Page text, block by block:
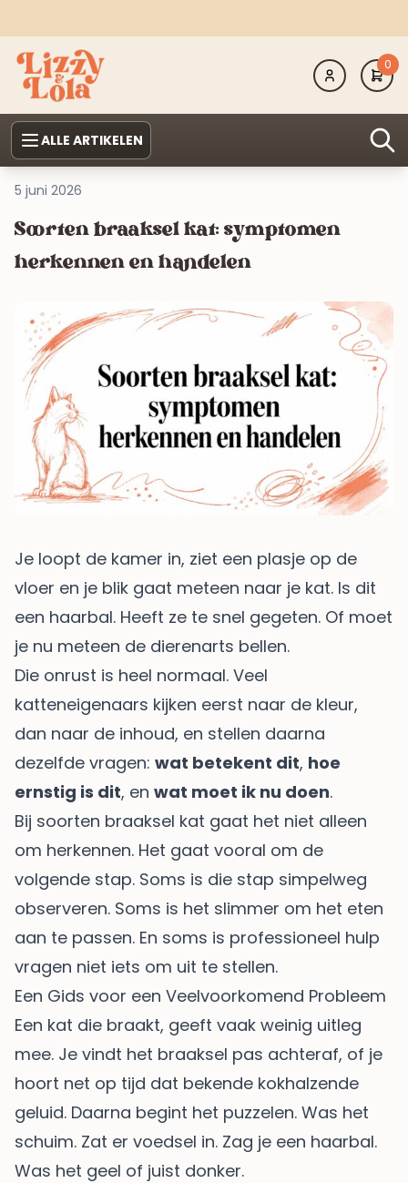
0
ALLE ARTIKELEN
5 juni 2026
Soorten braaksel kat: symptomen
herkennen en handelen
Je loopt de kamer in, ziet een plasje op de
vloer en je blik gaat meteen naar je kat. Is dit
een haarbal. Heeft ze te snel gegeten. Of moet
je nu meteen de dierenarts bellen.
Die onrust is heel normaal. Veel
katteneigenaars kijken eerst naar de kleur,
dan naar de inhoud, en stellen daarna
dezelfde vragen: wat betekent dit, hoe
ernstig is dit, en wat moet ik nu doen.
Bij soorten braaksel kat gaat het niet alleen
om herkennen. Het gaat vooral om de
volgende stap. Soms is die stap simpelweg
observeren. Soms is het slimmer om het eten
aan te passen. En soms is professioneel hulp
vragen niet iets om uit te stellen.
Een Gids voor een Veelvoorkomend Probleem
Een kat die braakt, geeft vaak weinig uitleg
mee. Je vindt het braaksel pas achteraf, of je
hoort net op tijd dat bekende kokhalzende
geluid. Daarna begint het puzzelen. Was het
schuim. Zat er voedsel in. Zag je een haarbal.
Was het geel of juist donker.